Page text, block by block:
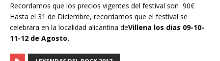
Recordamos que los precios vigentes del festival son 90€
Hasta el 31 de Diciembre, recordamos que el festival se
celebrara en la localidad alicantina deVillena los dias 09-10-
11-12 de Agosto.